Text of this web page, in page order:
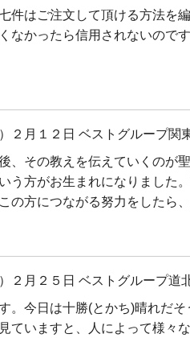
件はご注文して頂ける方法を
なかったら信用されないので
２月１２日 ベストグループ
、その教えを伝えていくのが
う方がお生まれになりました
の方につながる努力をしたら
２月２５日 ベストグループ
。今日は十勝(とかち)晴れだ
ていますと、人によって様々